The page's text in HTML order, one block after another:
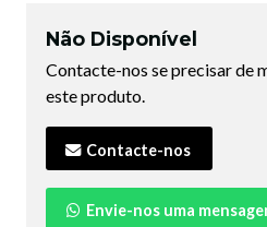
Não Disponível
Contacte-nos se precisar de
este produto.
Contacte-nos
Envie-nos uma